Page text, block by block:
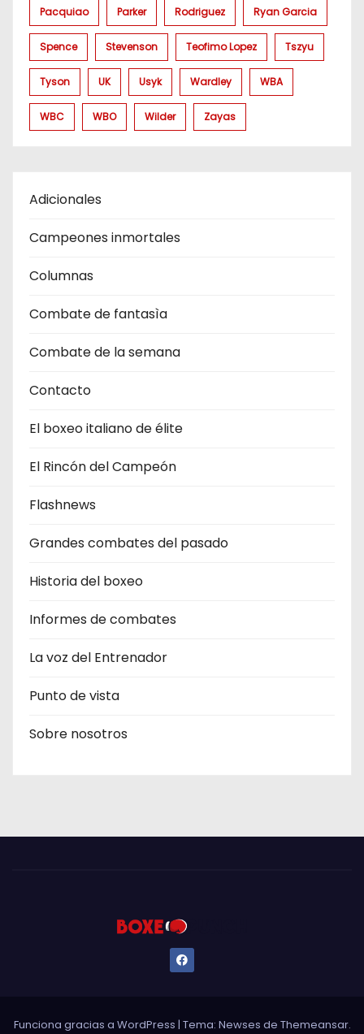
Pacquiao Parker Rodriguez Ryan Garcia
Spence Stevenson Teofimo Lopez Tszyu
Tyson UK Usyk Wardley WBA
WBC WBO Wilder Zayas
Adicionales
Campeones inmortales
Columnas
Combate de fantasìa
Combate de la semana
Contacto
El boxeo italiano de élite
El Rincón del Campeón
Flashnews
Grandes combates del pasado
Historia del boxeo
Informes de combates
La voz del Entrenador
Punto de vista
Sobre nosotros
Funciona gracias a WordPress | Tema: Newses de Themeansar.